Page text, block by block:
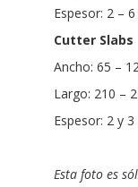
Espesor: 2 –
Cutter Slabs
Ancho: 65 –
Largo: 210 –
Espesor: 2 y 3
Esta foto es